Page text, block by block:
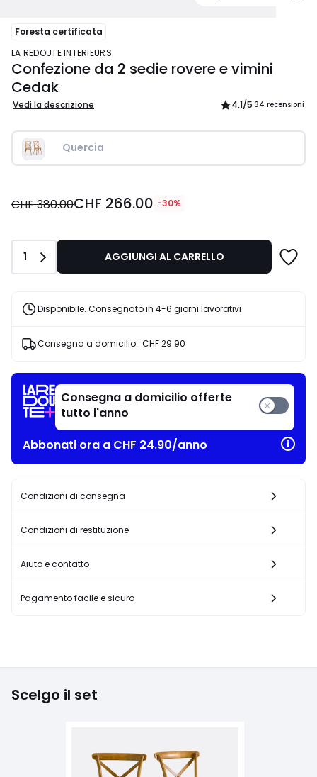
Foresta certificata
LA REDOUTE INTERIEURS
Confezione da 2 sedie rovere e vimini
Cedak
Vedi la descrizione 4,1/5 34 recensioni
Quercia
266.00
380.00
30%
riduzione
applicata.
CHF 380.00CHF 266.00 -30%
Quantità
1 AGGIUNGI AL CARRELLO
Disponibile. Consegnato in 4-6 giorni lavorativi
Consegna a domicilio : CHF 29.90
Consegna a domicilio offerte
tutto l'anno
Abbonati ora a CHF 24.90/anno
Condizioni di consegna
Condizioni di restituzione
Aiuto e contatto
Pagamento facile e sicuro
Scelgo il set